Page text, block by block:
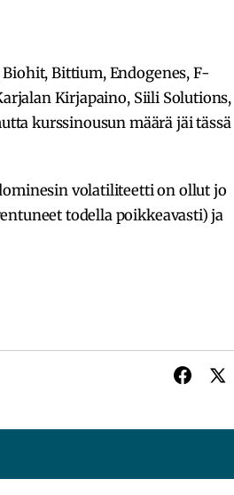
Bittium, Endogenes, F-
Kirjapaino, Siili Solutions,
kurssinousun määrä jäi tässä
volatiliteetti on ollut jo
todella poikkeavasti) ja